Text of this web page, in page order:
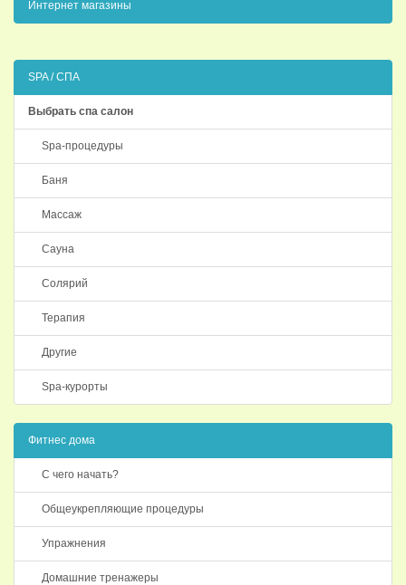
Интернет магазины
SPA / СПА
Выбрать спа салон
Spa-процедуры
Баня
Массаж
Сауна
Солярий
Терапия
Другие
Spa-курорты
Фитнес дома
С чего начать?
Общеукрепляющие процедуры
Упражнения
Домашние тренажеры